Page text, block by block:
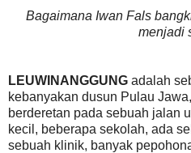
Bagaimana Iwan Fals
menjadi
LEUWINANGGUNG adalah
kebanyakan dusun Pulau
berderetan pada sebuah jalan
kecil, beberapa sekolah, ada
sebuah klinik, banyak